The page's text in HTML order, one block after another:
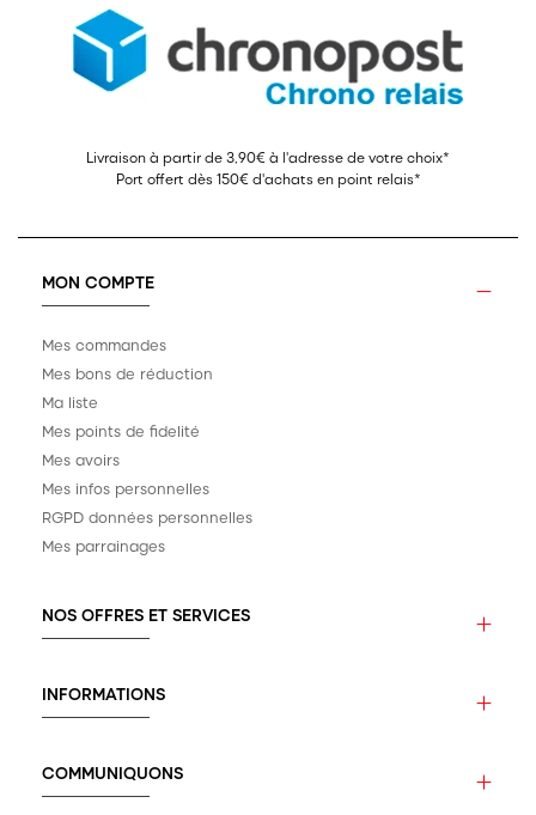
Livraison à partir de 3,90€ à l'adresse de votre choix*
Port offert dès 150€ d'achats en point relais*
MON COMPTE
Mes commandes
Mes bons de réduction
Ma liste
Mes points de fidelité
Mes avoirs
Mes infos personnelles
RGPD données personnelles
Mes parrainages
NOS OFFRES ET SERVICES
INFORMATIONS
COMMUNIQUONS